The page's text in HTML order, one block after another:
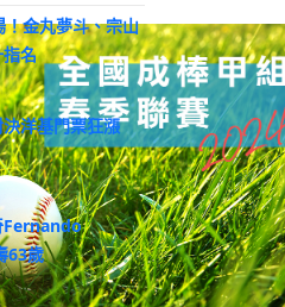
金丸夢斗、宗山
名
決洋基門票狂漲
Fernando
63歲